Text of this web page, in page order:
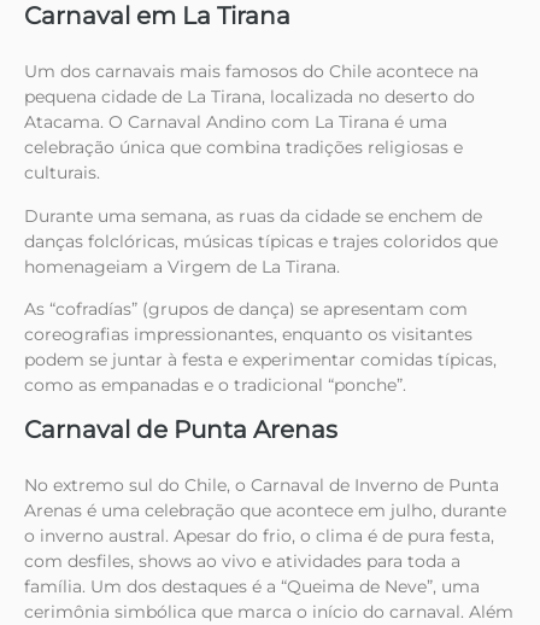
Carnaval em La Tirana
Um dos carnavais mais famosos do Chile acontece na
pequena cidade de La Tirana, localizada no deserto do
Atacama. O Carnaval Andino com La Tirana é uma
celebração única que combina tradições religiosas e
culturais.
Durante uma semana, as ruas da cidade se enchem de
danças folclóricas, músicas típicas e trajes coloridos que
homenageiam a Virgem de La Tirana.
As “cofradías” (grupos de dança) se apresentam com
coreografias impressionantes, enquanto os visitantes
podem se juntar à festa e experimentar comidas típicas,
como as empanadas e o tradicional “ponche”.
Carnaval de Punta Arenas
No extremo sul do Chile, o Carnaval de Inverno de Punta
Arenas é uma celebração que acontece em julho, durante
o inverno austral. Apesar do frio, o clima é de pura festa,
com desfiles, shows ao vivo e atividades para toda a
família. Um dos destaques é a “Queima de Neve”, uma
cerimônia simbólica que marca o início do carnaval. Além